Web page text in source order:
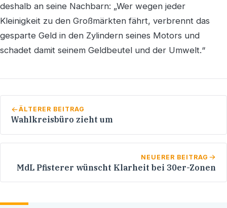
deshalb an seine Nachbarn: „Wer wegen jeder
Kleinigkeit zu den Großmärkten fährt, verbrennt das
gesparte Geld in den Zylindern seines Motors und
schadet damit seinem Geldbeutel und der Umwelt.“
ÄLTERER BEITRAG
Wahlkreisbüro zieht um
NEUERER BEITRAG
MdL Pfisterer wünscht Klarheit bei 30er-Zonen